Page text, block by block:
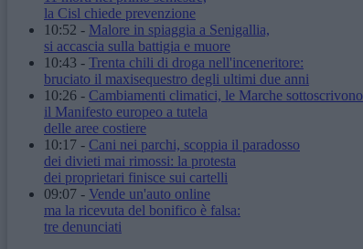
la Cisl chiede prevenzione
10:52 - Malore in spiaggia a Senigallia,
si accascia sulla battigia e muore
10:43 - Trenta chili di droga nell'inceneritore:
bruciato il maxisequestro degli ultimi due anni
10:26 - Cambiamenti climatici, le Marche sottoscrivono
il Manifesto europeo a tutela
delle aree costiere
10:17 - Cani nei parchi, scoppia il paradosso
dei divieti mai rimossi: la protesta
dei proprietari finisce sui cartelli
09:07 - Vende un'auto online
ma la ricevuta del bonifico è falsa:
tre denunciati